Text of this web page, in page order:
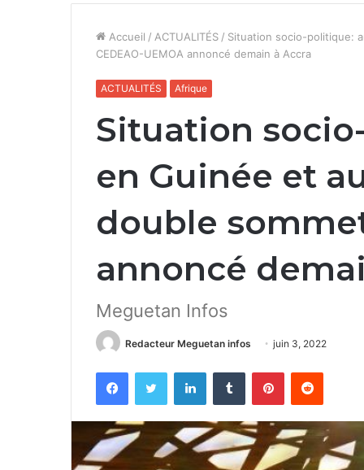
Accueil / ACTUALITÉS / Situation socio-politique:
CEDEAO-UEMOA annoncé demain à Accra
ACTUALITÉS Afrique
Situation
en Guinée et
double
annoncé
Meguetan Infos
Redacteur Meguetan infos juin 3, 2022